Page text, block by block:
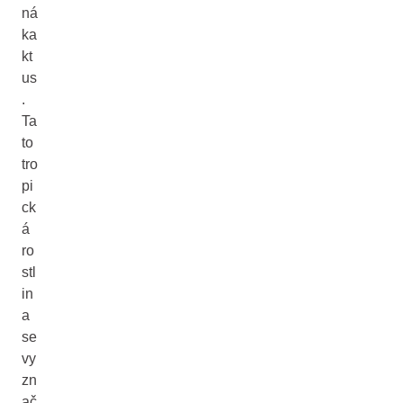
ná
ka
kt
us
.
Ta
to
tro
pi
ck
á
ro
stl
in
a
se
vy
zn